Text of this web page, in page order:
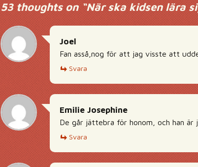
53 thoughts on “När ska kidsen lära
Joel
Fan asså,nog för att jag visste att
Svara
Emilie Josephine
De går jättebra för honom, och han är
Svara